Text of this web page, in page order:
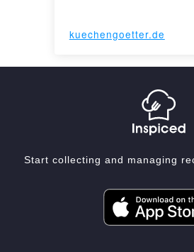
kuechengoetter.de
Start collecting and managing